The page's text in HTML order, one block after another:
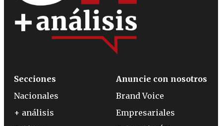
Secciones
Nacionales
+ análisis
Anuncie con nosotros
Brand Voice
Empresariales